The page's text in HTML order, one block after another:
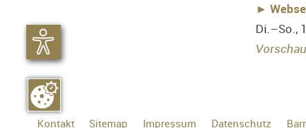
►
Di.–So.,
Kontakt Sitemap Impressum Datenschutz